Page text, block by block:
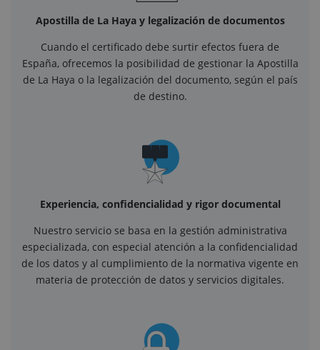
Apostilla de La Haya y legalización de documentos
Cuando el certificado debe surtir efectos fuera de
España, ofrecemos la posibilidad de gestionar la Apostilla
de La Haya o la legalización del documento, según el país
de destino.
Experiencia, confidencialidad y rigor documental
Nuestro servicio se basa en la gestión administrativa
especializada, con especial atención a la confidencialidad
de los datos y al cumplimiento de la normativa vigente en
materia de protección de datos y servicios digitales.